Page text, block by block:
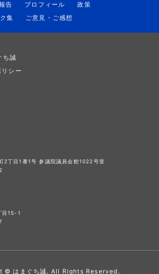
告 プロフィール
政策
集 ご意見・ご感想
ち誠
シー
2丁目1番1号 参議院議員会館1022号室
目15-1
© はまぐち誠. All Rights Reserved.